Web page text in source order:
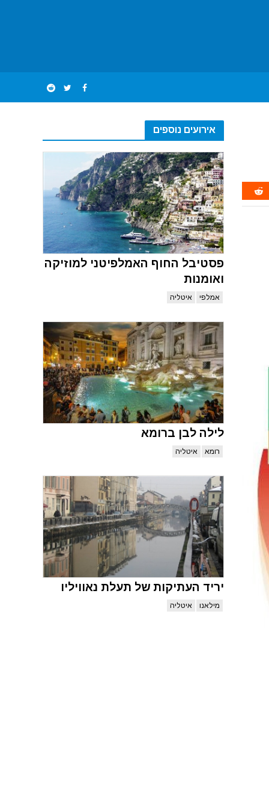
אירועים נוספים
פסטיבל החוף האמלפיטני למוזיקה
ואומנות
אמלפי איטליה
לילה לבן ברומא
רומא איטליה
יריד העתיקות של תעלת נאוויליו
מילאנו איטליה